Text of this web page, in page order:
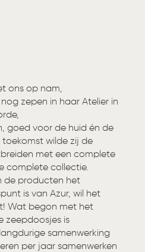
ons op nam,
zepen in haar Atelier in
goed voor de huid én de
wilde zij de
met een complete
complete collectie.
de producten het
is van Azur, wil het
Wat begon met het
zeepdoosjes is
samenwerking
per jaar samenwerken